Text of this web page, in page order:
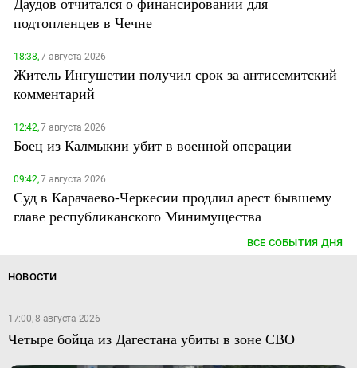
подтопленцев в Чечне
18:38,7 августа 2026
Житель Ингушетии получил срок за антисемитский
комментарий
12:42,7 августа 2026
Боец из Калмыкии убит в военной операции
09:42,7 августа 2026
Суд в Карачаево-Черкесии продлил арест бывшему
главе республиканского Минимущества
ВСЕ СОБЫТИЯ ДНЯ
НОВОСТИ
17:00, 8 августа 2026
Четыре бойца из Дагестана убиты в зоне СВО